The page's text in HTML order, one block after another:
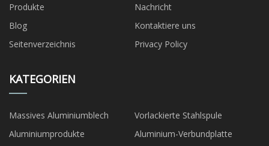
Produkte
Nachricht
Blog
Kontaktiere uns
Seitenverzeichnis
Privacy Policy
KATEGORIEN
Massives Aluminiumblech
Vorlackierte Stahlspule
Aluminiumprodukte
Aluminium-Verbundplatte